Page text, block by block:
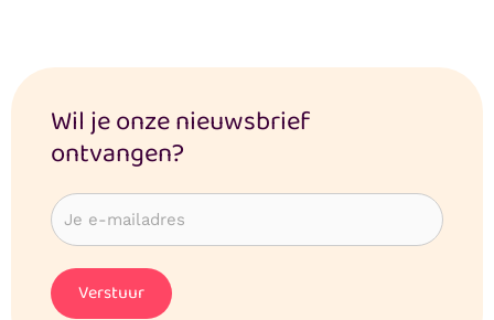
Wil je onze nieuwsbrief
ontvangen?